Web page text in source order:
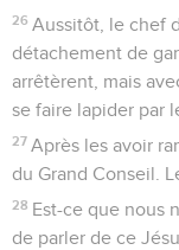
26 Aussitôt, le chef
détachement de
arrêtèrent, mais
se faire lapider par
27 Après les avoir
du Grand Conseil.
28 Est-ce que nous
de parler de ce